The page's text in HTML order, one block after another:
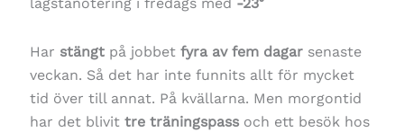
Har stängtpå jobbet fyra av fem dagarsenaste
veckan. Så det har inte funnits allt för mycket
tid över till annat. På kvällarna. Men morgontid
har det blivit tre träningspass och ett besök hos